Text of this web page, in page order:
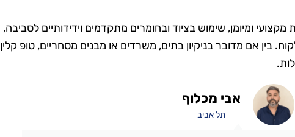
מקצועי ומיומן, שימוש בציוד ובחומרים מתקדמים וידידותיים לסביבה,
בין אם מדובר בניקיון בתים, משרדים או מבנים מסחריים, טופ קלין
אבי מכלוף
תל אביב